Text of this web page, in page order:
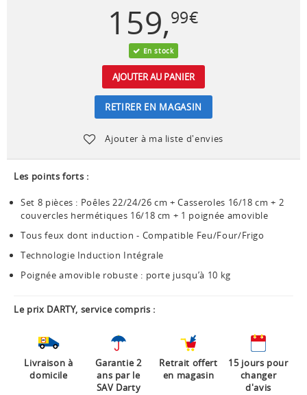
159,99€
En stock
AJOUTER AU PANIER
RETIRER EN MAGASIN
Ajouter à ma liste d'envies
Les points forts :
Set 8 pièces : Poêles 22/24/26 cm + Casseroles 16/18 cm + 2
couvercles hermétiques 16/18 cm + 1 poignée amovible
Tous feux dont induction - Compatible Feu/Four/Frigo
Technologie Induction Intégrale
Poignée amovible robuste : porte jusqu’à 10 kg
Le prix DARTY, service compris :
Livraison à
domicile
Garantie 2
ans par le
SAV Darty
Retrait offert
en magasin
15 jours pour
changer
d'avis